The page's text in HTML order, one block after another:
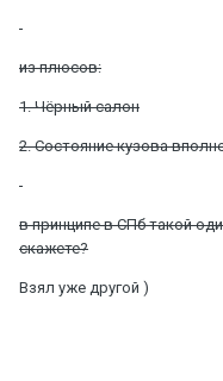
из плюсов:
1. Чёрный салон
2. Состояние кузова
в принципе в СПб такой
скажете?
Взял уже другой )